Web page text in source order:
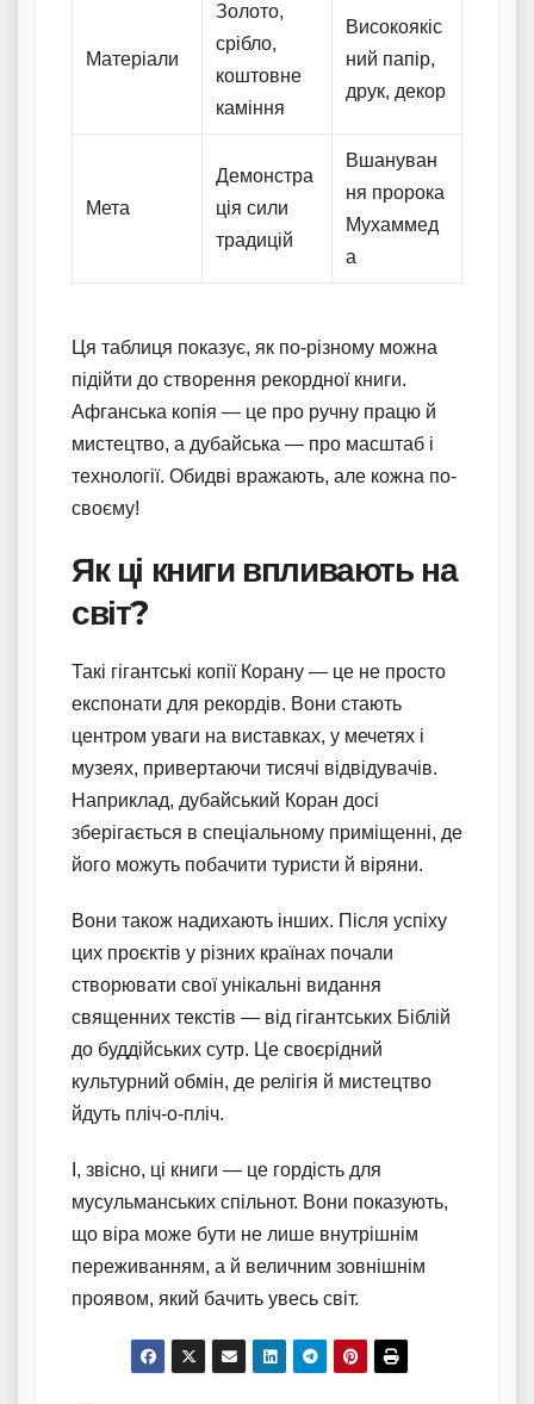
Матеріали
Золото,
срібло,
коштовне
каміння
Високоякіс
ний папір,
друк, декор
Мета
Демонстра
ція сили
традицій
Вшануван
ня пророка
Мухаммед
а
Ця таблиця показує, як по-різному можна
підійти до створення рекордної книги.
Афганська копія — це про ручну працю й
мистецтво, а дубайська — про масштаб і
технології. Обидві вражають, але кожна по-
своєму!
Як ці книги впливають на
світ?
Такі гігантські копії Корану — це не просто
експонати для рекордів. Вони стають
центром уваги на виставках, у мечетях і
музеях, привертаючи тисячі відвідувачів.
Наприклад, дубайський Коран досі
зберігається в спеціальному приміщенні, де
його можуть побачити туристи й віряни.
Вони також надихають інших. Після успіху
цих проєктів у різних країнах почали
створювати свої унікальні видання
священних текстів — від гігантських Біблій
до буддійських сутр. Це своєрідний
культурний обмін, де релігія й мистецтво
йдуть пліч-о-пліч.
І, звісно, ці книги — це гордість для
мусульманських спільнот. Вони показують,
що віра може бути не лише внутрішнім
переживанням, а й величним зовнішнім
проявом, який бачить увесь світ.